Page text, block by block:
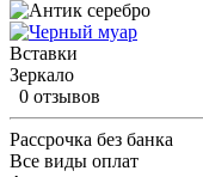
Вставки
Зеркало
0 отзывов
Рассрочка без банка
Все виды оплат